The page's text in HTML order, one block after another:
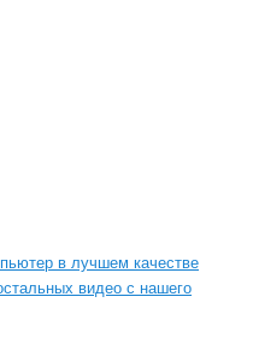
в лучшем качестве
видео с нашего